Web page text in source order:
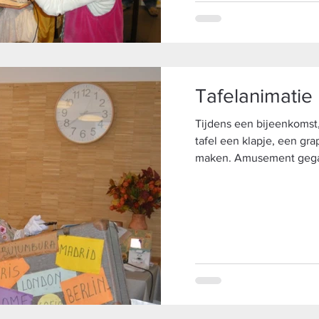
Tafelanimatie
Tijdens een
tafel een klapje, een
maken.